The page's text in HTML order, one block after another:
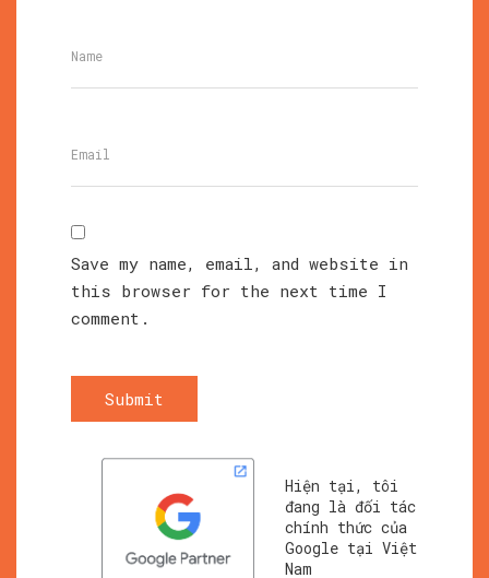
Save my name, email, and website in
this browser for the next time I
comment.
Submit
Hiện tại, tôi
đang là đối tác
chính thức của
Google tại Việt
Nam